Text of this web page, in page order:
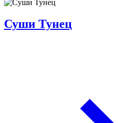
Суши Тунец